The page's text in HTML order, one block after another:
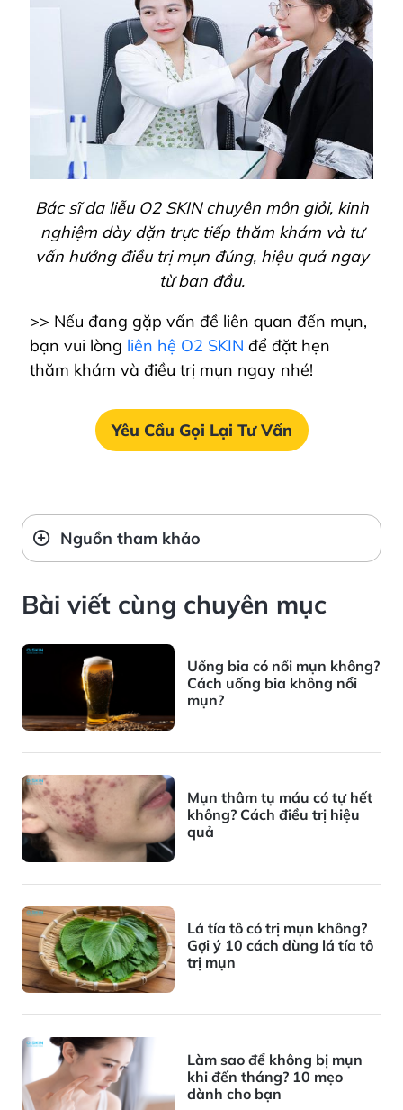
Bác sĩ da liễu O2 SKIN chuyên môn giỏi, kinh
nghiệm dày dặn trực tiếp thăm khám và tư
vấn hướng điều trị mụn đúng, hiệu quả ngay
từ ban đầu.
>> Nếu đang gặp vấn đề liên quan đến mụn,
bạn vui lòng liên hệ O2 SKIN để đặt hẹn
thăm khám và điều trị mụn ngay nhé!
Yêu Cầu Gọi Lại Tư Vấn
Nguồn tham khảo
Bài viết cùng chuyên mục
Uống bia có nổi mụn không?
Cách uống bia không nổi
mụn?
Mụn thâm tụ máu có tự hết
không? Cách điều trị hiệu
quả
Lá tía tô có trị mụn không?
Gợi ý 10 cách dùng lá tía tô
trị mụn
Làm sao để không bị mụn
khi đến tháng? 10 mẹo
dành cho bạn